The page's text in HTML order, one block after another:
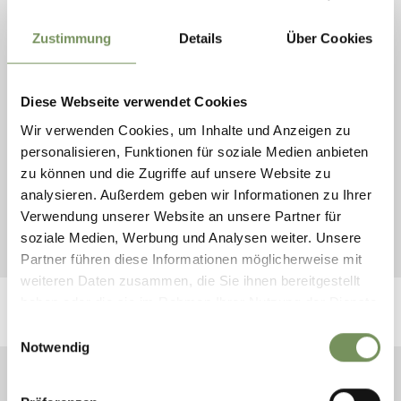
Zustimmung Details Über Cookies
Diese Webseite verwendet Cookies
Wir verwenden Cookies, um Inhalte und Anzeigen zu
personalisieren, Funktionen für soziale Medien anbieten
zu können und die Zugriffe auf unsere Website zu
analysieren. Außerdem geben wir Informationen zu Ihrer
Verwendung unserer Website an unsere Partner für
soziale Medien, Werbung und Analysen weiter. Unsere
Partner führen diese Informationen möglicherweise mit
weiteren Daten zusammen, die Sie ihnen bereitgestellt
Notwendig
Hotel Weiss - Tappeiner Florian
MGM-Stefan Schuetz
Kurt Tappeiner
Bernhard Aichner
Hermann Castiglioni
Tourismusgenossenschaft Naturns / Grüner Thomas
Alex Moling IDM
SkyAlps